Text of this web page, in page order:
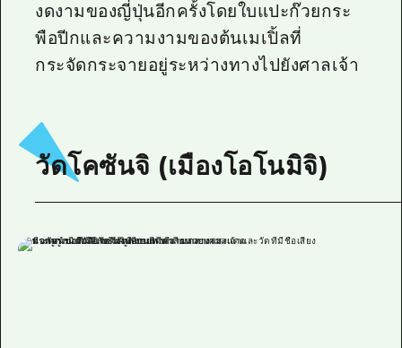
งดงามของญี่ปุ่นอีกครั้งโดยใบแปะก๊วยกระ
พือปีกและความงามของต้นเมเปิ้ลที่
กระจัดกระจายอยู่ระหว่างทางไปยังศาลเจ้า
วัดโคซันจิ (เมืองโอโนมิจิ)